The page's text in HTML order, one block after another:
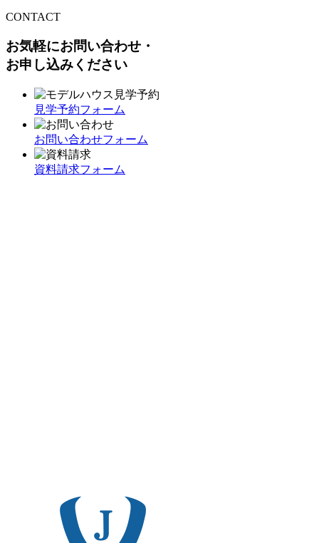
CONTACT
お気軽にお問い合わせ・
お申し込みください
見学予約フォーム
お問い合わせフォーム
資料請求フォーム